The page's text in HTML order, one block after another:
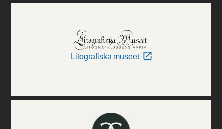
Litografiska museet